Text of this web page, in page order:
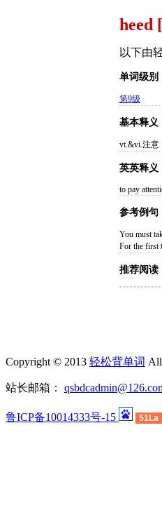
heed
以下由
单词级别
第9级
基本释义
vt.&vi.注意
英英释义
to pay
参考例句
You must
For the first
推荐阅读
Copyright © 2013 轻松背单词 All
站长邮箱：
鲁ICP备10014333号-15 51La